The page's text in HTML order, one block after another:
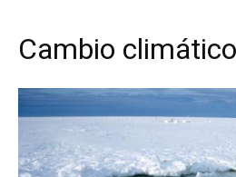
Cambio